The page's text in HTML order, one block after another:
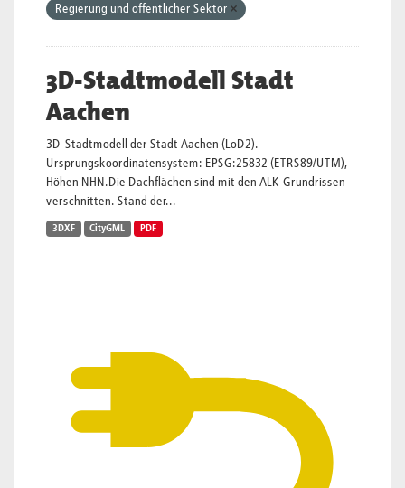
Regierung und öffentlicher Sektor
3D-Stadtmodell Stadt
Aachen
3D-Stadtmodell der Stadt Aachen (LoD2).
Ursprungskoordinatensystem: EPSG:25832 (ETRS89/UTM),
Höhen NHN.Die Dachflächen sind mit den ALK-Grundrissen
verschnitten. Stand der...
3DXF CityGML PDF